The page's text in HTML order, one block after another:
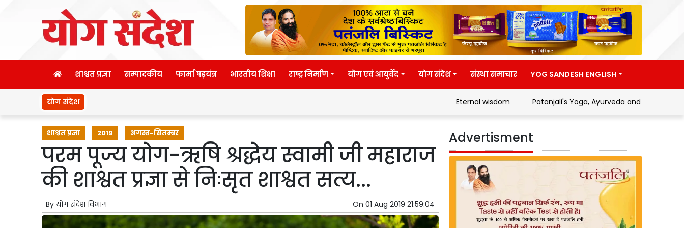
शाश्वत प्रज्ञा सम्पादकीय फार्मा षड़यंत्र भारतीय शिक्षा राष्ट्र निर्माण योग एवं आयुर्वेद योग संदेश संस्था समाचार YOG SANDESH ENGLISH
योग संदेश Eternal wisdom Patanjali's Yoga, Ayurveda and Swadeshi Movement
शाश्वत प्रज्ञा 2019 अगस्त-सितम्बर
परम पूज्य योग-ऋषि श्रद्धेय स्वामी जी महाराज
की शाश्वत प्रज्ञा से निःसृत शाश्वत सत्य...
By योग संदेश विभाग On 01 Aug 2019 21:59:04
Advertisment